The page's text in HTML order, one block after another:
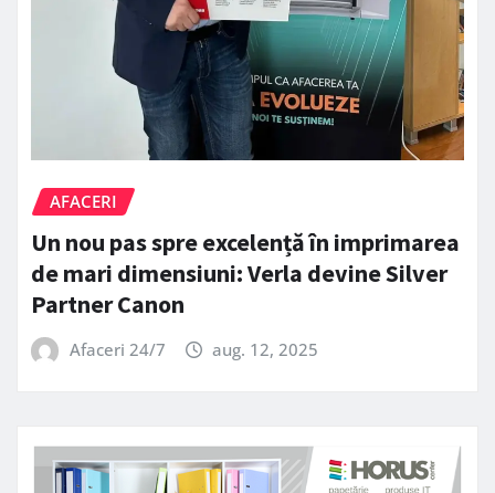
AFACERI
Un nou pas spre excelență în imprimarea
de mari dimensiuni: Verla devine Silver
Partner Canon
Afaceri 24/7 aug. 12, 2025